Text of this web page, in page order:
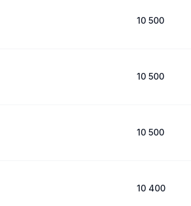
10 500
10 500
10 500
10 400